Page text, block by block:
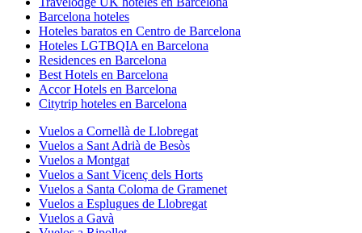
Barcelona hoteles
Hoteles baratos en Centro de Barcelona
Hoteles LGTBQIA en Barcelona
Residences en Barcelona
Best Hotels en Barcelona
Accor Hotels en Barcelona
Citytrip hoteles en Barcelona
Vuelos a Cornellà de Llobregat
Vuelos a Sant Adrià de Besòs
Vuelos a Montgat
Vuelos a Sant Vicenç dels Horts
Vuelos a Santa Coloma de Gramenet
Vuelos a Esplugues de Llobregat
Vuelos a Gavà